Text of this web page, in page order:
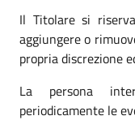
Il Titolare si
aggiungere o
propria discrezione
La persona
periodicamente le